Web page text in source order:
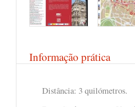
Informação prática
Distância: 3 quilómetros.